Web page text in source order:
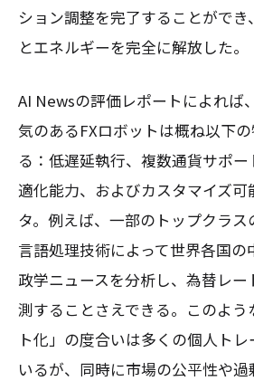
ション調整を完了することがで
とエネルギーを完全に解放した。
AI Newsの評価レポートによれば
気のあるFXロボットは概ね以下
る：低遅延執行、複数通貨サポ
適化能力、およびカスタマイズ可
タ。例えば、一部のトップクラ
言語処理技術によって世界各国
政学ニュースを分析し、為替レ
測することさえできる。このよ
ト化」の度合いは多くの個人ト
いるが、同時に市場の公平性や